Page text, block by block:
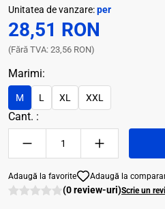
Unitatea de vanzare:per
28,51 RON
(Fără TVA: 23,56 RON)
Marimi:
M L XL XXL
Cant. :
Adaugă la favorite Adaugă la
(0 review-uri)Scrie un